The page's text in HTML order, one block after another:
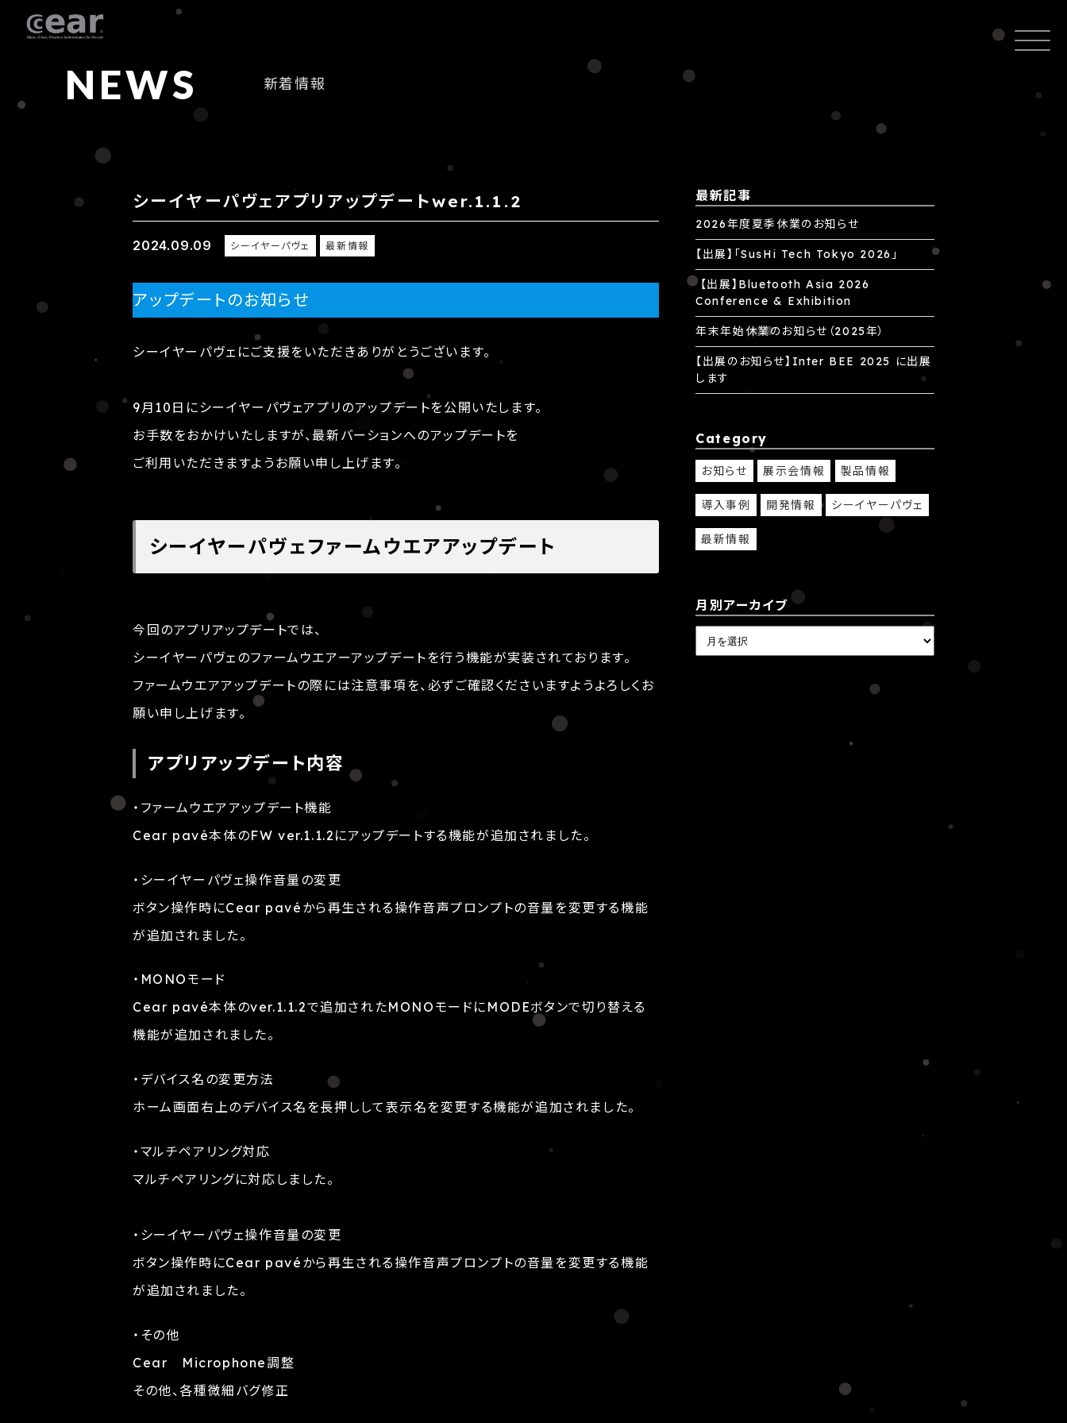
NEWS 新着情報
シーイヤーパヴェアプリアップデートwer.1.1.2
2024.09.09 シーイヤーパヴェ 最新情報
アップデートのお知らせ
シーイヤーパヴェにご支援をいただきありがとうございます。
9月10日にシーイヤーパヴェアプリのアップデートを公開いたします。
お手数をおかけいたしますが、最新バーションへのアップデートを
ご利用いただきますようお願い申し上げます。
シーイヤーパヴェファームウエアアップデート
今回のアプリアップデートでは、
シーイヤーパヴェのファームウエアーアップデートを行う機能が実装されております。
ファームウエアアップデートの際には注意事項を、必ずご確認くださいますようよろしくお
願い申し上げます。
アプリアップデート内容
・ファームウエアアップデート機能
Cear pavé本体のFW ver.1.1.2にアップデートする機能が追加されました。
・シーイヤーパヴェ操作音量の変更
ボタン操作時にCear pavéから再生される操作音声プロンプトの音量を変更する機能
が追加されました。
・MONOモード
Cear pavé本体のver.1.1.2で追加されたMONOモードにMODEボタンで切り替える
機能が追加されました。
・デバイス名の変更方法
ホーム画面右上のデバイス名を長押しして表示名を変更する機能が追加されました。
・マルチペアリング対応
マルチペアリングに対応しました。
・シーイヤーパヴェ操作音量の変更
ボタン操作時にCear pavéから再生される操作音声プロンプトの音量を変更する機能
が追加されました。
・その他
Cear Microphone調整
その他、各種微細バグ修正
最新記事
2026年度夏季休業のお知らせ
【出展】「SusHi Tech Tokyo 2026」
【出展】Bluetooth Asia 2026
Conference & Exhibition
年末年始休業のお知らせ（2025年）
【出展のお知らせ】Inter BEE 2025 に出展
します
Category
お知らせ 展示会情報 製品情報
導入事例 開発情報 シーイヤーパヴェ
最新情報
月別アーカイブ